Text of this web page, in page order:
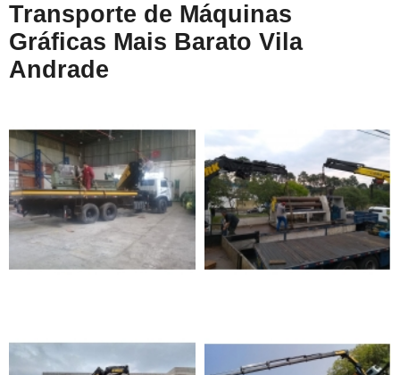
Transporte de Máquinas
Gráficas Mais Barato Vila
Andrade